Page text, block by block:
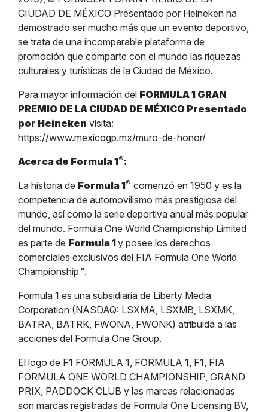
CIUDAD DE MÉXICO Presentado por Heineken ha
demostrado ser mucho más que un evento deportivo,
se trata de una incomparable plataforma de
promoción que comparte con el mundo las riquezas
culturales y turísticas de la Ciudad de México.
Para mayor información del FORMULA 1 GRAN
PREMIO DE LA CIUDAD DE MÉXICO Presentado
por Heineken visita:
https://www.mexicogp.mx/muro-de-honor/
Acerca de Formula 1®:
La historia de Formula 1® comenzó en 1950 y es la
competencia de automovilismo más prestigiosa del
mundo, así como la serie deportiva anual más popular
del mundo. Formula One World Championship Limited
es parte de Formula 1y posee los derechos
comerciales exclusivos del FIA Formula One World
Championship™.
Formula 1 es una subsidiaria de Liberty Media
Corporation (NASDAQ: LSXMA, LSXMB, LSXMK,
BATRA, BATRK, FWONA, FWONK) atribuida a las
acciones del Formula One Group.
El logo de F1 FORMULA 1, FORMULA 1, F1, FIA
FORMULA ONE WORLD CHAMPIONSHIP, GRAND
PRIX, PADDOCK CLUB y las marcas relacionadas
son marcas registradas de Formula One Licensing BV,